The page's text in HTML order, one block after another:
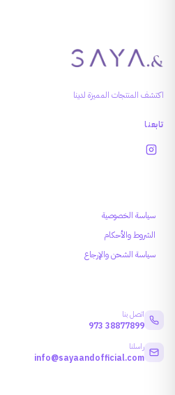
اكتشف المنتجات المميزة لدينا
تابعنا
سياسة الخصوصية
الشروط والأحكام
سياسة الشحن والإرجاع
اتصل بنا
973 38877899
راسلنا
info@sayaandofficial.com